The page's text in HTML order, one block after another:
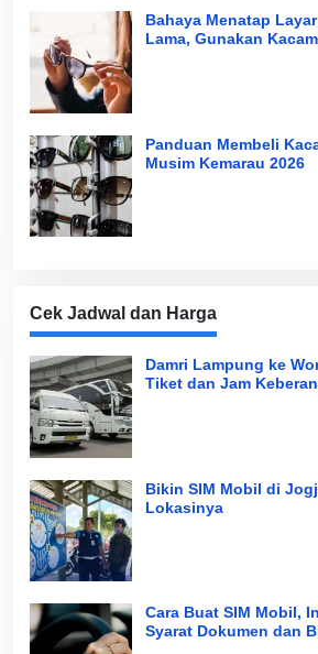
Bahaya Menatap
Lama, Gunakan
Panduan Membeli
Musim Kemarau 2026
Cek Jadwal dan Harga
Damri Lampung ke
Tiket dan Jam
Bikin SIM Mobil di
Lokasinya
Cara Buat SIM Mobil,
Syarat Dokumen dan